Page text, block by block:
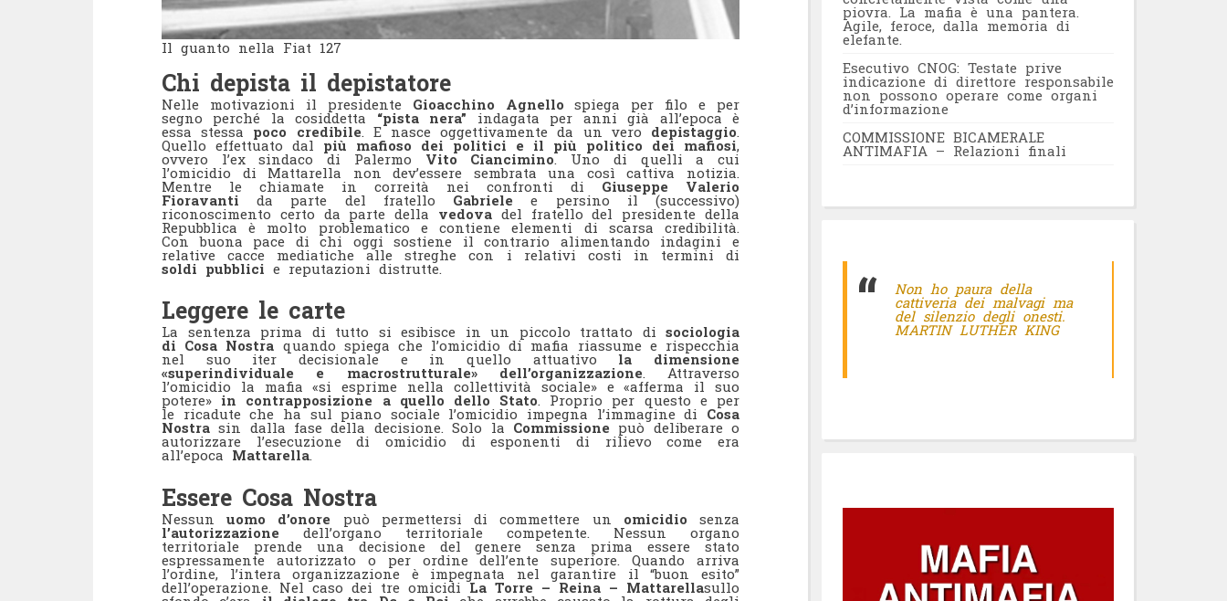
Il guanto nella Fiat 127
Chi depista il depistatore
Nelle motivazioni il presidente Gioacchino Agnello spiega per filo e per
segno perché la cosiddetta “pista nera” indagata per anni già all’epoca è
essa stessa poco credibile . E nasce oggettivamente da un vero depistaggio
Quello effettuato dal più mafioso dei politici e il più politico dei mafiosi,
ovvero l’ex sindaco di Palermo Vito Ciancimino. Uno di quelli a cui
l’omicidio di Mattarella non dev’essere sembrata una così cattiva notizia.
Mentre le chiamate in correità nei confronti di Giuseppe Valerio
Fioravantida parte del fratello Gabrielee persino il (successivo)
riconoscimento certo da parte della vedova del fratello del presidente della
Repubblica è molto problematico e contiene elementi di scarsa credibilità.
Con buona pace di chi oggi sostiene il contrario alimentando indagini e
relative cacce mediatiche alle streghe con i relativi costi in termini di
soldi pubblici e reputazioni distrutte.
Leggere le carte
La sentenza prima di tutto si esibisce in un piccolo trattato di sociologia
di Cosa Nostra quando spiega che l’omicidio di mafia riassume e rispecchia
nel suo iter decisionale e in quello attuativo la dimensione
«superindividuale e macrostrutturale» dell’organizzazione. Attraverso
l’omicidio la mafia «si esprime nella collettività sociale» e «afferma il suo
potere» in contrapposizione a quello dello Stato. Proprio per questo e per
le ricadute che ha sul piano sociale l’omicidio impegna l’immagine di Cosa
Nostra sin dalla fase della decisione. Solo la Commissione può deliberare o
autorizzare l’esecuzione di omicidio di esponenti di rilievo come era
all’epoca Mattarella.
Essere Cosa Nostra
Nessunuomo d’onore può permettersi di commettere un omicidiosenza
l’autorizzazione dell’organo territoriale competente. Nessun organo
territoriale prende una decisione del genere senza prima essere stato
espressamente autorizzato o per ordine dell’ente superiore. Quando arriva
l’ordine, l’intera organizzazione è impegnata nel garantire il “buon esito”
dell’operazione. Nel caso dei tre omicidiLa Torre – Reina – Mattarellasullo
piovra. La mafia è una pantera.
Agile, feroce, dalla memoria di
elefante.
Esecutivo CNOG: Testate prive
indicazione di direttore responsabile
non possono operare come organi
d’informazione
COMMISSIONE BICAMERALE
ANTIMAFIA – Relazioni finali
Non ho paura della
cattiveria dei malvagi ma
del silenzio degli onesti.
MARTIN LUTHER KING